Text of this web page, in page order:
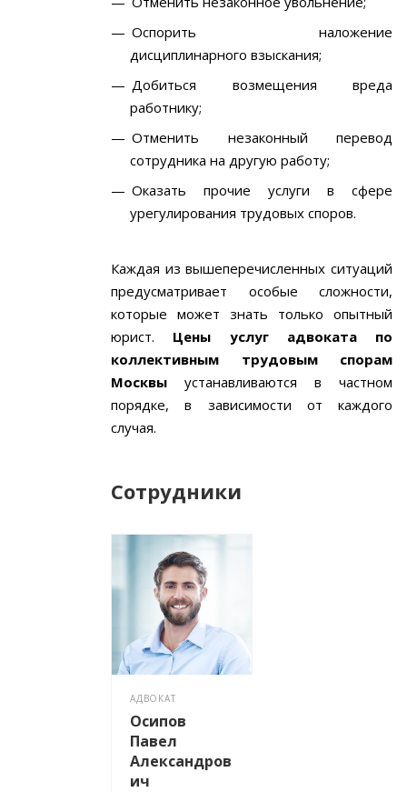
Оспорить наложение
дисциплинарного взыскания;
Добиться возмещения вреда
работнику;
Отменить незаконный перевод
сотрудника на другую работу;
Оказать прочие услуги в сфере
урегулирования трудовых споров.
Каждая из вышеперечисленных ситуаций
предусматривает особые сложности,
которые может знать только опытный
юрист. Цены услуг адвоката по
коллективным трудовым спорам
Москвы устанавливаются в частном
порядке, в зависимости от каждого
случая.
Сотрудники
АДВОКАТ
Осипов
Павел
Александров
ич